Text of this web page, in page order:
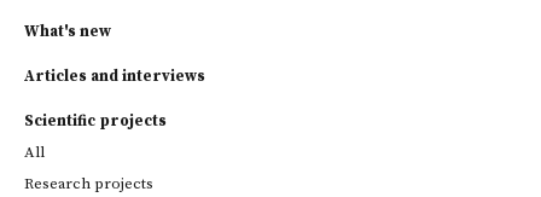
What's new
Articles and interviews
Scientific projects
All
Research projects